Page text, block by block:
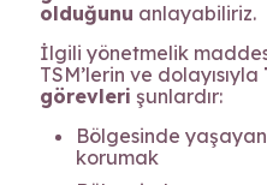
olduğunu anlayabiliriz.
İlgili yönetmelik
TSM’lerin ve dolayısıyla
görevleri şunlardır:
Bölgesinde yaşayan
korumak